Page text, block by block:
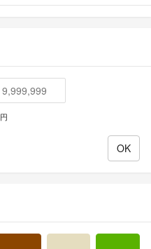
円